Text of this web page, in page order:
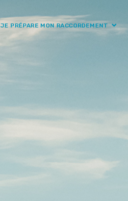
JE PRÉPARE MON RACCORDEMENT